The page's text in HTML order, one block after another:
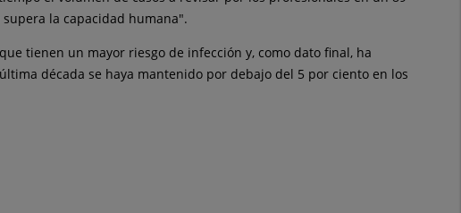
la capacidad humana".
tienen un mayor riesgo de infección y, como dato final, ha
década se haya mantenido por debajo del 5 por ciento en los